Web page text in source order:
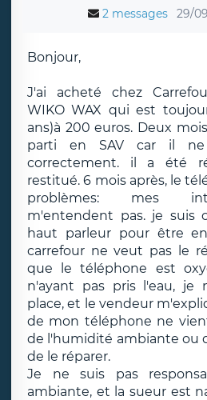
2 messages 29/
Bonjour,
J'ai acheté chez
WIKO WAX qui est
ans)à 200 euros. Deux
parti en SAV car il ne
correctement. il a été
restitué. 6 mois après, le
problèmes: mes
m'entendent pas. je suis
haut parleur pour être
carrefour ne veut pas le
que le téléphone est
n'ayant pas pris l'eau, je
place, et le vendeur
de mon téléphone ne
de l'humidité ambiante ou
de le réparer.
Je ne suis pas
ambiante, et la sueur est